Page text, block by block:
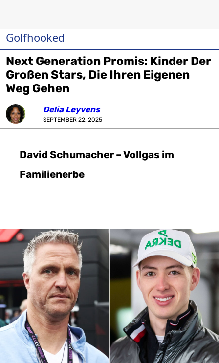
Golfhooked
Next Generation Promis: Kinder Der
Großen Stars, Die Ihren Eigenen
Weg Gehen
Delia Leyvens
SEPTEMBER 22, 2025
David Schumacher – Vollgas im
Familienerbe